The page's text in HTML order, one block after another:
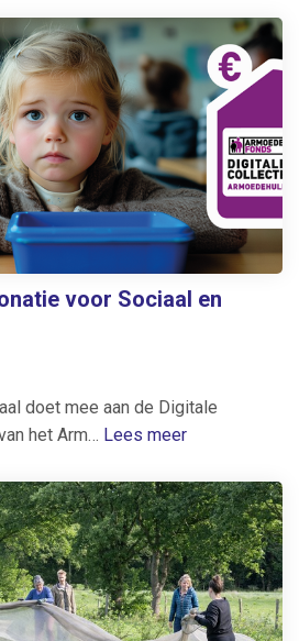
voor Sociaal en
doet mee aan de Digitale
het Arm… Lees meer